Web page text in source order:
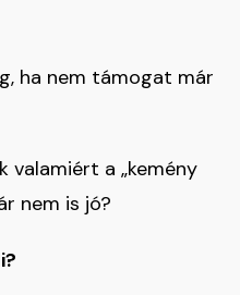
ha nem támogat már
valamiért a „kemény
nem is jó?